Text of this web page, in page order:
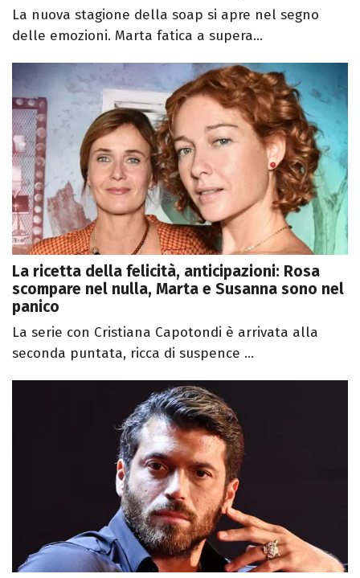
La nuova stagione della soap si apre nel segno
delle emozioni. Marta fatica a supera...
La ricetta della felicità, anticipazioni: Rosa
scompare nel nulla, Marta e Susanna sono nel
panico
La serie con Cristiana Capotondi è arrivata alla
seconda puntata, ricca di suspence ...